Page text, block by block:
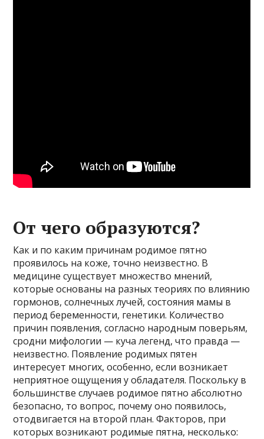
От чего образуются?
Как и по каким причинам родимое пятно
проявилось на коже, точно неизвестно. В
медицине существует множество мнений,
которые основаны на разных теориях по влиянию
гормонов, солнечных лучей, состояния мамы в
период беременности, генетики. Количество
причин появления, согласно народным поверьям,
сродни мифологии — куча легенд, что правда —
неизвестно. Появление родимых пятен
интересует многих, особенно, если возникает
неприятное ощущения у обладателя. Поскольку в
большинстве случаев родимое пятно абсолютно
безопасно, то вопрос, почему оно появилось,
отодвигается на второй план. Факторов, при
которых возникают родимые пятна, несколько: